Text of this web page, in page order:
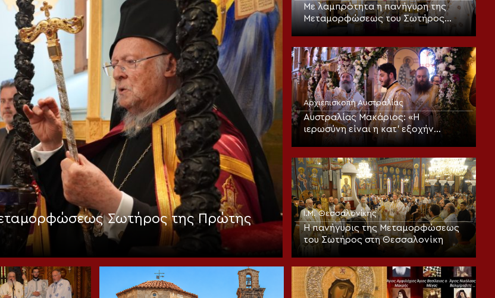
Σωτήρος της Πρώτης
Με λαμπρότητα η πανήγυρη της
Μεταμορφώσεως του Σωτήρος
στην Καλαμαριά (ΦΩΤΟ)
Αρχιεπισκοπή Αυστραλίας
Αυστραλίας Μακάριος: «Η
ιερωσύνη είναι η κατ’ εξοχήν
μεταμορφωτική δύναμη μέσα σε
πνευματικά»
Ι.Μ. Θεσσαλονίκης
Η πανήγυρις της Μεταμορφώσεως
του Σωτήρος στη Θεσσαλονίκη